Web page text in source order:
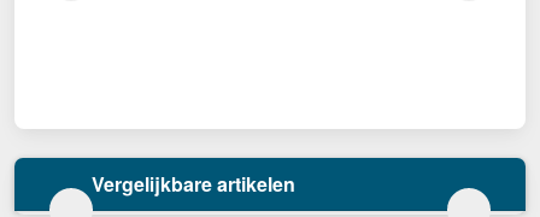
Vergelijkbare artikelen